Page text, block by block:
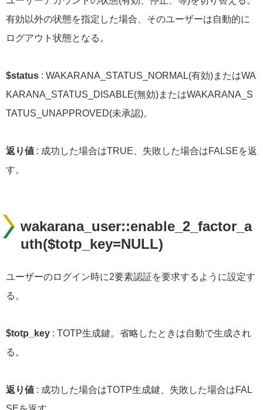
有効以外の状態を指定した場合、そのユーザーは自動的に
ログアウト状態となる。
$status : WAKARANA_STATUS_NORMAL(有効)またはWA
KARANA_STATUS_DISABLE(無効)またはWAKARANA_S
TATUS_UNAPPROVED(未承認)。
返り値 : 成功した場合はTRUE、失敗した場合はFALSEを返
す。
wakarana_user::enable_2_factor_a
uth($totp_key=NULL)
ユーザーのログイン時に2要素認証を要求するように設定す
る。
$totp_key : TOTP生成鍵。省略したときは自動で生成され
る。
返り値 : 成功した場合はTOTP生成鍵、失敗した場合はFAL